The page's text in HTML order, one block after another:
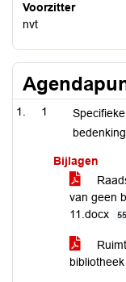
Voorzitter
nvt
1
Bijlagen
van geen
11.docx